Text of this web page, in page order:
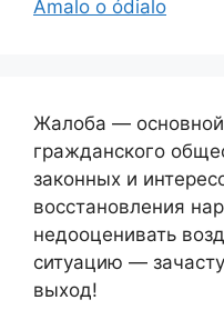
Ámalo o ódialo
Жалоба — основной
гражданского
законных и
восстановления
недооценивать
ситуацию —
выход!